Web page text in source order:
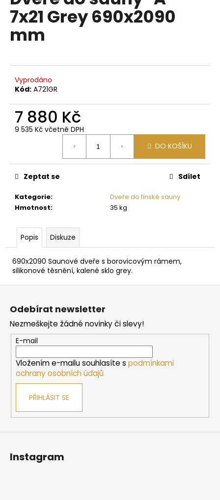
0,0
z
5
hvězdiček.
7x21 Grey 690x2090
mm
Vyprodáno
Kód: A721GR
7 880 Kč
9 535 Kč včetně DPH
DO KOŠÍKU
Kategorie:
Dveře do finské sauny
Hmotnost: 35 kg
Zeptat se Sdílet
Popis Diskuze
690x2090 Saunové dveře s borovicovým rámem,
silikonové těsnění, kalené sklo grey.
a
j
í
?
o
p
u
m
e
SAUNOVÁ
KAMNA
NA
DŘEVO
HARVIA
LINEAR
662
Kč
Z
Odebírat newsletter
Nezmeškejte žádné novinky či slevy!
E-mail
Vložením e-mailu souhlasíte s podmínkami
ochrany osobních údajů
PŘIHLÁSIT SE
Instagram